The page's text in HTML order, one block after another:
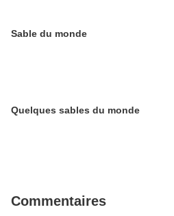
Sable du monde
Quelques sables du monde
Commentaires